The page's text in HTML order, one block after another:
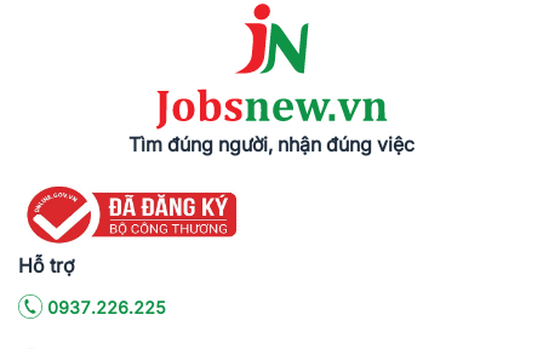
Tìm đúng người, nhận đúng việc
Hỗ trợ
0937.226.225